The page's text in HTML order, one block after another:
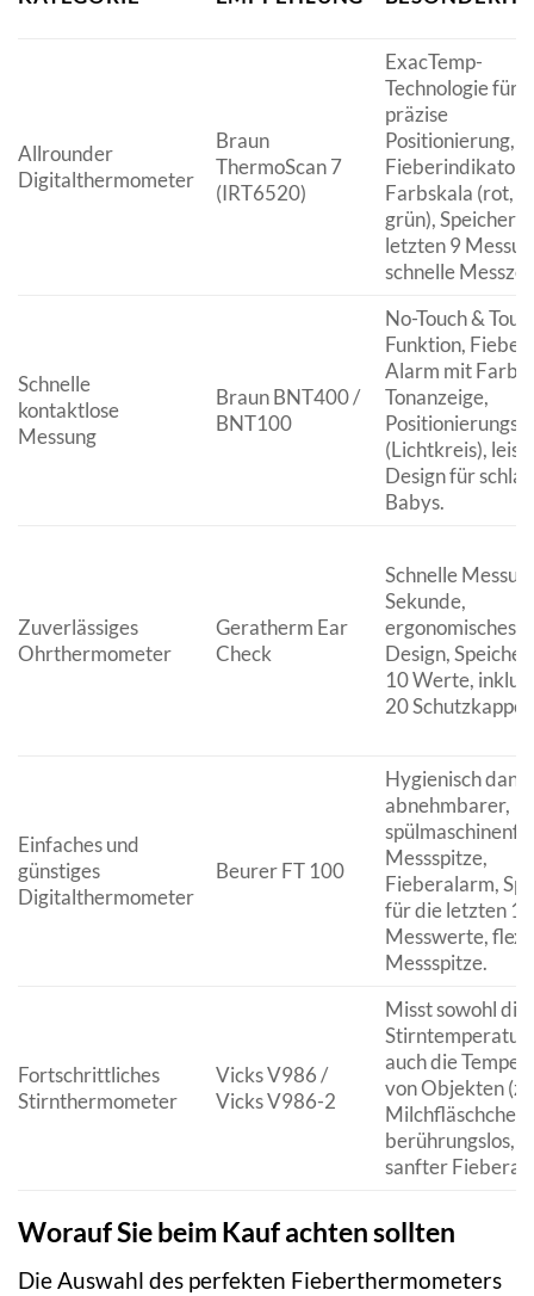
Allrounder
Digitalthermometer
Braun
ThermoScan 7
(IRT6520)
ExacTemp-
Technologie für
präzise
Positionierung,
Fieberindikator
Farbskala (rot,
grün), Speicher
letzten 9
schnelle
Schnelle
kontaktlose
Messung
Braun BNT400 /
BNT100
No-Touch &
Funktion, Fieber-
Alarm mit Farb-
Tonanzeige,
(Lichtkreis),
Design für
Babys.
Zuverlässiges
Ohrthermometer
Geratherm Ear
Check
Schnelle
Sekunde,
ergonomisches
Design,
10 Werte,
20
Einfaches und
günstiges
Digitalthermometer
Beurer FT 100
Hygienisch dank
abnehmbarer,
Messspitze,
Fieberalarm,
für die letzten 10
Messwerte,
Messspitze.
Fortschrittliches
Stirnthermometer
Vicks V986 /
Vicks V986-2
Misst sowohl die
Stirntemperatur
auch die
von Objekten
berührungslos,
sanfter
Worauf Sie beim Kauf achten sollten
Die Auswahl des perfekten Fieberthermometers